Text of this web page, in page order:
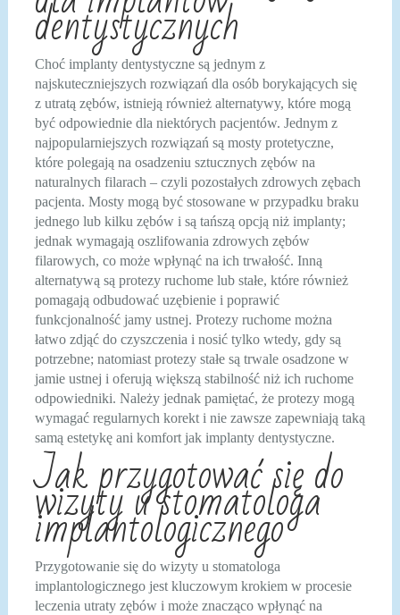
dentystycznych
Choć implanty dentystyczne są jednym z
najskuteczniejszych rozwiązań dla osób borykających się
z utratą zębów, istnieją również alternatywy, które mogą
być odpowiednie dla niektórych pacjentów. Jednym z
najpopularniejszych rozwiązań są mosty protetyczne,
które polegają na osadzeniu sztucznych zębów na
naturalnych filarach – czyli pozostałych zdrowych zębach
pacjenta. Mosty mogą być stosowane w przypadku braku
jednego lub kilku zębów i są tańszą opcją niż implanty;
jednak wymagają oszlifowania zdrowych zębów
filarowych, co może wpłynąć na ich trwałość. Inną
alternatywą są protezy ruchome lub stałe, które również
pomagają odbudować uzębienie i poprawić
funkcjonalność jamy ustnej. Protezy ruchome można
łatwo zdjąć do czyszczenia i nosić tylko wtedy, gdy są
potrzebne; natomiast protezy stałe są trwale osadzone w
jamie ustnej i oferują większą stabilność niż ich ruchome
odpowiedniki. Należy jednak pamiętać, że protezy mogą
wymagać regularnych korekt i nie zawsze zapewniają taką
samą estetykę ani komfort jak implanty dentystyczne.
Jak przygotować się do
wizyty u stomatologa
implantologicznego
Przygotowanie się do wizyty u stomatologa
implantologicznego jest kluczowym krokiem w procesie
leczenia utraty zębów i może znacząco wpłynąć na